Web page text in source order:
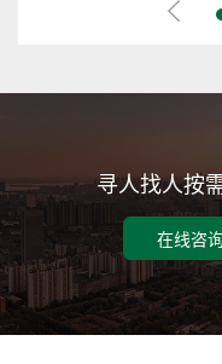
寻人找人按
在线咨